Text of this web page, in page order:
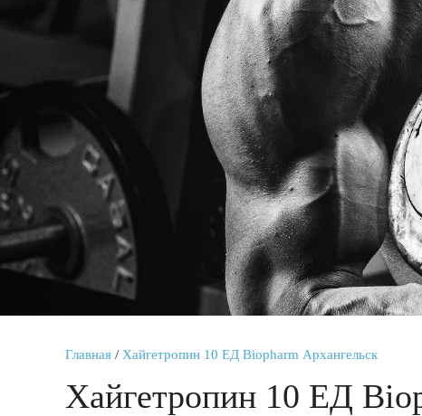
Главная / Хайгетропин 10 ЕД Biopharm Архангельск
Хайгетропин 10 ЕД